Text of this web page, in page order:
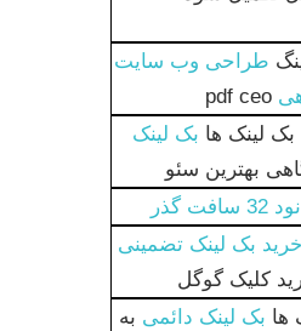
طراحی وب سایت
pdf ceo
لینک ها بک لینک
بهترین سئو
گذر
خرید بک لینک تضمینی
کلیک گوگل
ها بک لینک دائمی به